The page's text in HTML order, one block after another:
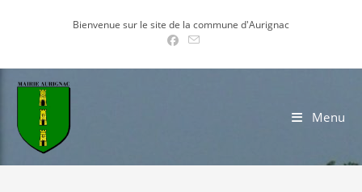
Bienvenue sur le site de la commune d'Aurignac
Menu